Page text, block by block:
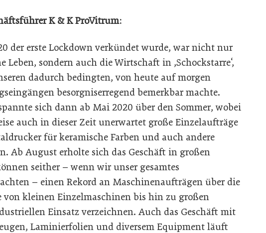
K & K ProVitrum:
der erste Lockdown verkündet wurde, war nicht nur
Leben, sondern auch die Wirtschaft in ,Schockstarre‘,
dadurch bedingten, von heute auf morgen
besorgniserregend bemerkbar machte.
sich dann ab Mai 2020 über den Sommer, wobei
auch in dieser Zeit unerwartet große Einzelaufträge
für keramische Farben und auch andere
Ab August erholte sich das Geschäft in großen
seither – wenn wir unser gesamtes
– einen Rekord an Maschinenaufträgen über die
von kleinen Einzelmaschinen bis hin zu großen
Einsatz verzeichnen. Auch das Geschäft mit
Laminierfolien und diversem Equipment läuft